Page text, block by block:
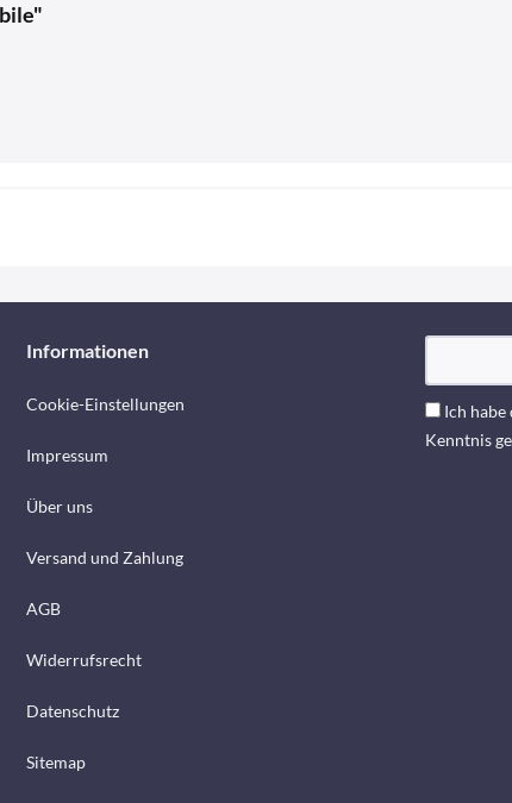
Informationen
Cookie-Einstellungen
Impressum
Über uns
Versand und Zahlung
AGB
Widerrufsrecht
Datenschutz
Sitemap
Ich habe
Kenntnis